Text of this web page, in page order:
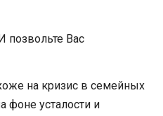
позвольте Вас
на кризис в семейных
фоне усталости и